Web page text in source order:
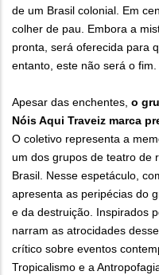
de um Brasil colonial. Em
colher de pau. Embora a
pronta, será oferecida para
entanto, este não será o fim.
Apesar das enchentes, o
Nóis Aqui Traveiz marca
O coletivo representa a
um dos grupos de teatro de
Brasil. Nesse espetáculo,
apresenta as peripécias do
e da destruição. Inspirados
narram as atrocidades
crítico sobre eventos
Tropicalismo e a